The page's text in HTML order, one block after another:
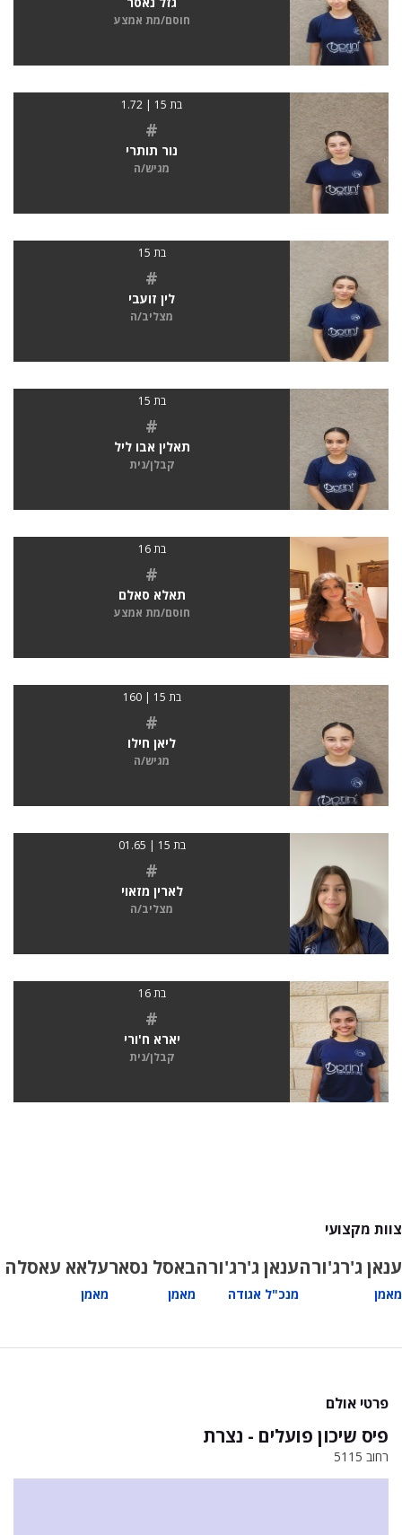
חוסם/מת אמצע
בת 15 | 1.72
#
נור תותרי
מגיש/ה
בת 15
#
לין זועבי
מצליב/ה
בת 15
#
תאלין אבו ליל
קבלן/נית
בת 16
#
תאלא סאלם
חוסם/מת אמצע
בת 15 | 160
#
ליאן חילו
מגיש/ה
בת 15 | 01.65
#
לארין מזאוי
מצליב/ה
בת 16
#
יארא ח'ורי
קבלן/נית
צוות מקצועי
ענאן ג'רג'ורה
מאמן
ענאן ג'רג'ורה
מנכ"ל אגודה
באסל נסאר
מאמן
עלאא עאסלה
מאמן
פרטי אולם
פיס שיכון פועלים - נצרת
רחוב 5115